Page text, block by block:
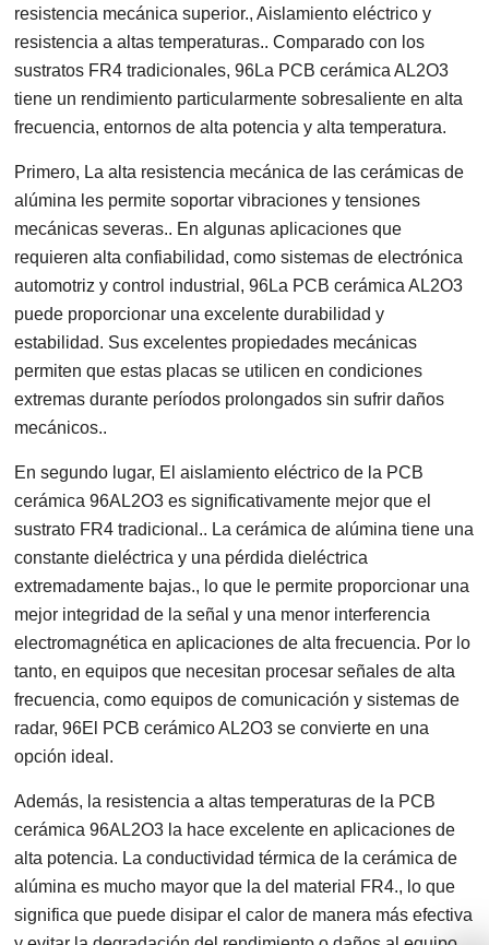
resistencia mecánica superior., Aislamiento eléctrico y
resistencia a altas temperaturas.. Comparado con los
sustratos FR4 tradicionales, 96La PCB cerámica AL2O3
tiene un rendimiento particularmente sobresaliente en alta
frecuencia, entornos de alta potencia y alta temperatura.
Primero, La alta resistencia mecánica de las cerámicas de
alúmina les permite soportar vibraciones y tensiones
mecánicas severas.. En algunas aplicaciones que
requieren alta confiabilidad, como sistemas de electrónica
automotriz y control industrial, 96La PCB cerámica AL2O3
puede proporcionar una excelente durabilidad y
estabilidad. Sus excelentes propiedades mecánicas
permiten que estas placas se utilicen en condiciones
extremas durante períodos prolongados sin sufrir daños
mecánicos..
En segundo lugar, El aislamiento eléctrico de la PCB
cerámica 96AL2O3 es significativamente mejor que el
sustrato FR4 tradicional.. La cerámica de alúmina tiene una
constante dieléctrica y una pérdida dieléctrica
extremadamente bajas., lo que le permite proporcionar una
mejor integridad de la señal y una menor interferencia
electromagnética en aplicaciones de alta frecuencia. Por lo
tanto, en equipos que necesitan procesar señales de alta
frecuencia, como equipos de comunicación y sistemas de
radar, 96El PCB cerámico AL2O3 se convierte en una
opción ideal.
Además, la resistencia a altas temperaturas de la PCB
cerámica 96AL2O3 la hace excelente en aplicaciones de
alta potencia. La conductividad térmica de la cerámica de
alúmina es mucho mayor que la del material FR4., lo que
significa que puede disipar el calor de manera más efectiva